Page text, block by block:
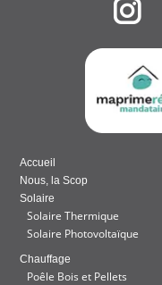
Accueil
Nous, la Scop
Solaire
Solaire Thermique
Solaire Photovoltaïque
Chauffage
Poêle Bois et Pellets